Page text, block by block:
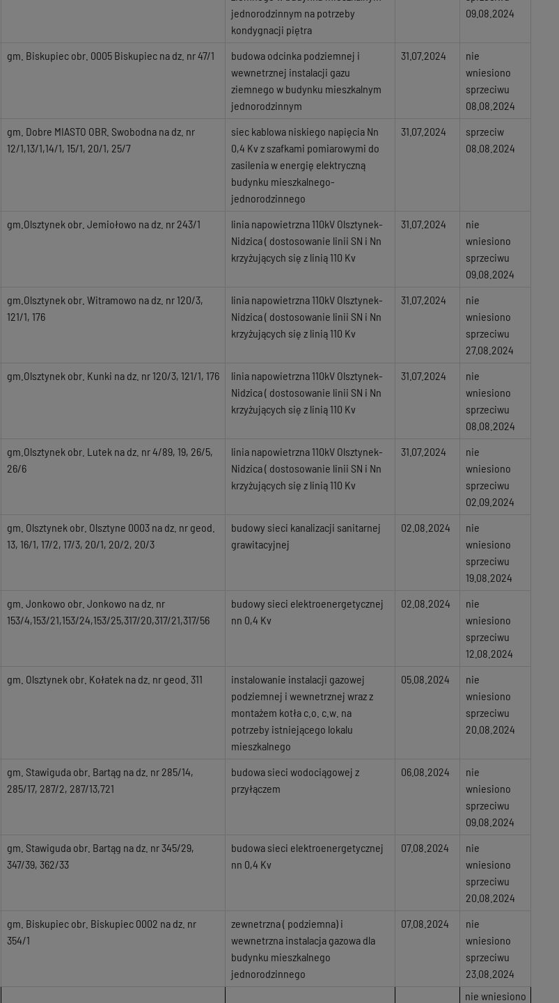
jednorodzinnym na potrzeby
kondygnacji piętra
09.08.2024
gm. Biskupiec obr. 0005 Biskupiec na dz. nr 47/1
budowa odcinka podziemnej i
wewnetrznej instalacji gazu
ziemnego w budynku mieszkalnym
jednorodzinnym
31.07.2024
nie
wniesiono
sprzeciwu
08.08.2024
gm. Dobre MIASTO OBR. Swobodna na dz. nr
12/1,13/1,14/1, 15/1, 20/1, 25/7
siec kablowa niskiego napięcia Nn
0,4 Kv z szafkami pomiarowymi do
zasilenia w energię elektryczną
budynku mieszkalnego-
jednorodzinnego
31.07.2024
sprzeciw
08.08.2024
gm.Olsztynek obr. Jemiołowo na dz. nr 243/1
linia napowietrzna 110kV Olsztynek-
Nidzica ( dostosowanie linii SN i Nn
krzyżujących się z linią 110 Kv
31.07.2024
nie
wniesiono
sprzeciwu
09.08.2024
gm.Olsztynek obr. Witramowo na dz. nr 120/3,
121/1, 176
linia napowietrzna 110kV Olsztynek-
Nidzica ( dostosowanie linii SN i Nn
krzyżujących się z linią 110 Kv
31.07.2024
nie
wniesiono
sprzeciwu
27.08.2024
gm.Olsztynek obr. Kunki na dz. nr 120/3, 121/1, 176
linia napowietrzna 110kV Olsztynek-
Nidzica ( dostosowanie linii SN i Nn
krzyżujących się z linią 110 Kv
31.07.2024
nie
wniesiono
sprzeciwu
08.08.2024
gm.Olsztynek obr. Lutek na dz. nr 4/89, 19, 26/5,
26/6
linia napowietrzna 110kV Olsztynek-
Nidzica ( dostosowanie linii SN i Nn
krzyżujących się z linią 110 Kv
31.07.2024
nie
wniesiono
sprzeciwu
02.09.2024
gm. Olsztynek obr. Olsztyne 0003 na dz. nr geod.
13, 16/1, 17/2, 17/3, 20/1, 20/2, 20/3
budowy sieci kanalizacji sanitarnej
grawitacyjnej
02.08.2024
nie
wniesiono
sprzeciwu
19.08.2024
gm. Jonkowo obr. Jonkowo na dz. nr
153/4,153/21,153/24,153/25,317/20,317/21,317/56
budowy sieci elektroenergetycznej
nn 0,4 Kv
02.08.2024
nie
wniesiono
sprzeciwu
12.08.2024
gm. Olsztynek obr. Kołatek na dz. nr geod. 311
instalowanie instalacji gazowej
podziemnej i wewnetrznej wraz z
montażem kotła c.o. c.w. na
potrzeby istniejącego lokalu
mieszkalnego
05.08.2024
nie
wniesiono
sprzeciwu
20.08.2024
gm. Stawiguda obr. Bartąg na dz. nr 285/14,
285/17, 287/2, 287/13,721
budowa sieci wodociągowej z
przyłączem
06.08.2024
nie
wniesiono
sprzeciwu
09.08.2024
gm. Stawiguda obr. Bartąg na dz. nr 345/29,
347/39, 362/33
budowa sieci elektroenergetycznej
nn 0,4 Kv
07.08.2024
nie
wniesiono
sprzeciwu
20.08.2024
gm. Biskupiec obr. Biskupiec 0002 na dz. nr
354/1
zewnetrzna ( podziemna) i
wewnetrzna instalacja gazowa dla
budynku mieszkalnego
jednorodzinnego
07.08.2024
nie
wniesiono
sprzeciwu
23.08.2024
nie wniesiono